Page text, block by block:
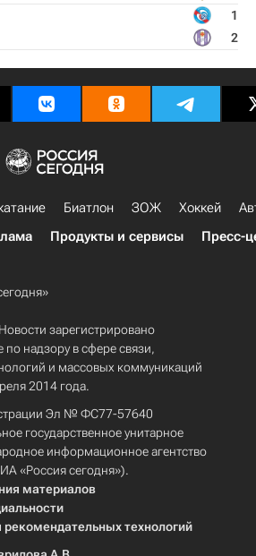
1
2
Биатлон ЗОЖ Хоккей
Продукты и сервисы Пресс-
зарегистрировано
надзору в сфере связи,
и массовых коммуникаций
2014 года.
Эл № ФС77-57640
государственное унитарное
информационное агентство
«Россия сегодня»).
материалов
технологий